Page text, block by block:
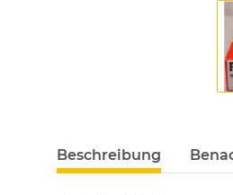
Beschreibung